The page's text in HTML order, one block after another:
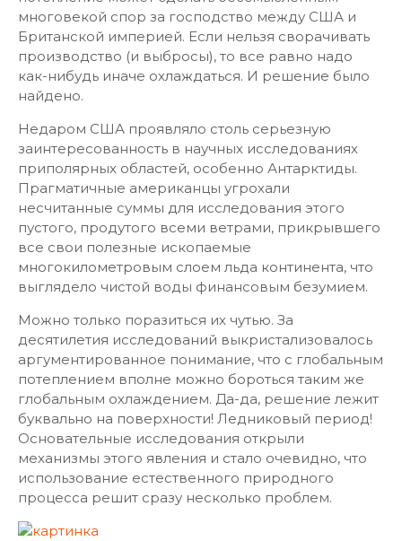
многовекой спор за господство между США и
Британской империей. Если нельзя сворачивать
производство (и выбросы), то все равно надо
как-нибудь иначе охлаждаться. И решение было
найдено.
Недаром США проявляло столь серьезную
заинтересованность в научных исследованиях
приполярных областей, особенно Антарктиды.
Прагматичные американцы угрохали
несчитанные суммы для исследования этого
пустого, продутого всеми ветрами, прикрывшего
все свои полезные ископаемые
многокилометровым слоем льда континента, что
выглядело чистой воды финансовым безумием.
Можно только поразиться их чутью. За
десятилетия исследований выкристализовалось
аргументированное понимание, что с глобальным
потеплением вполне можно бороться таким же
глобальным охлаждением. Да-да, решение лежит
буквально на поверхности! Ледниковый период!
Основательные исследования открыли
механизмы этого явления и стало очевидно, что
использование естественного природного
процесса решит сразу несколько проблем.